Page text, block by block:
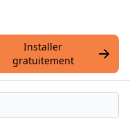
Installer
gratuitement